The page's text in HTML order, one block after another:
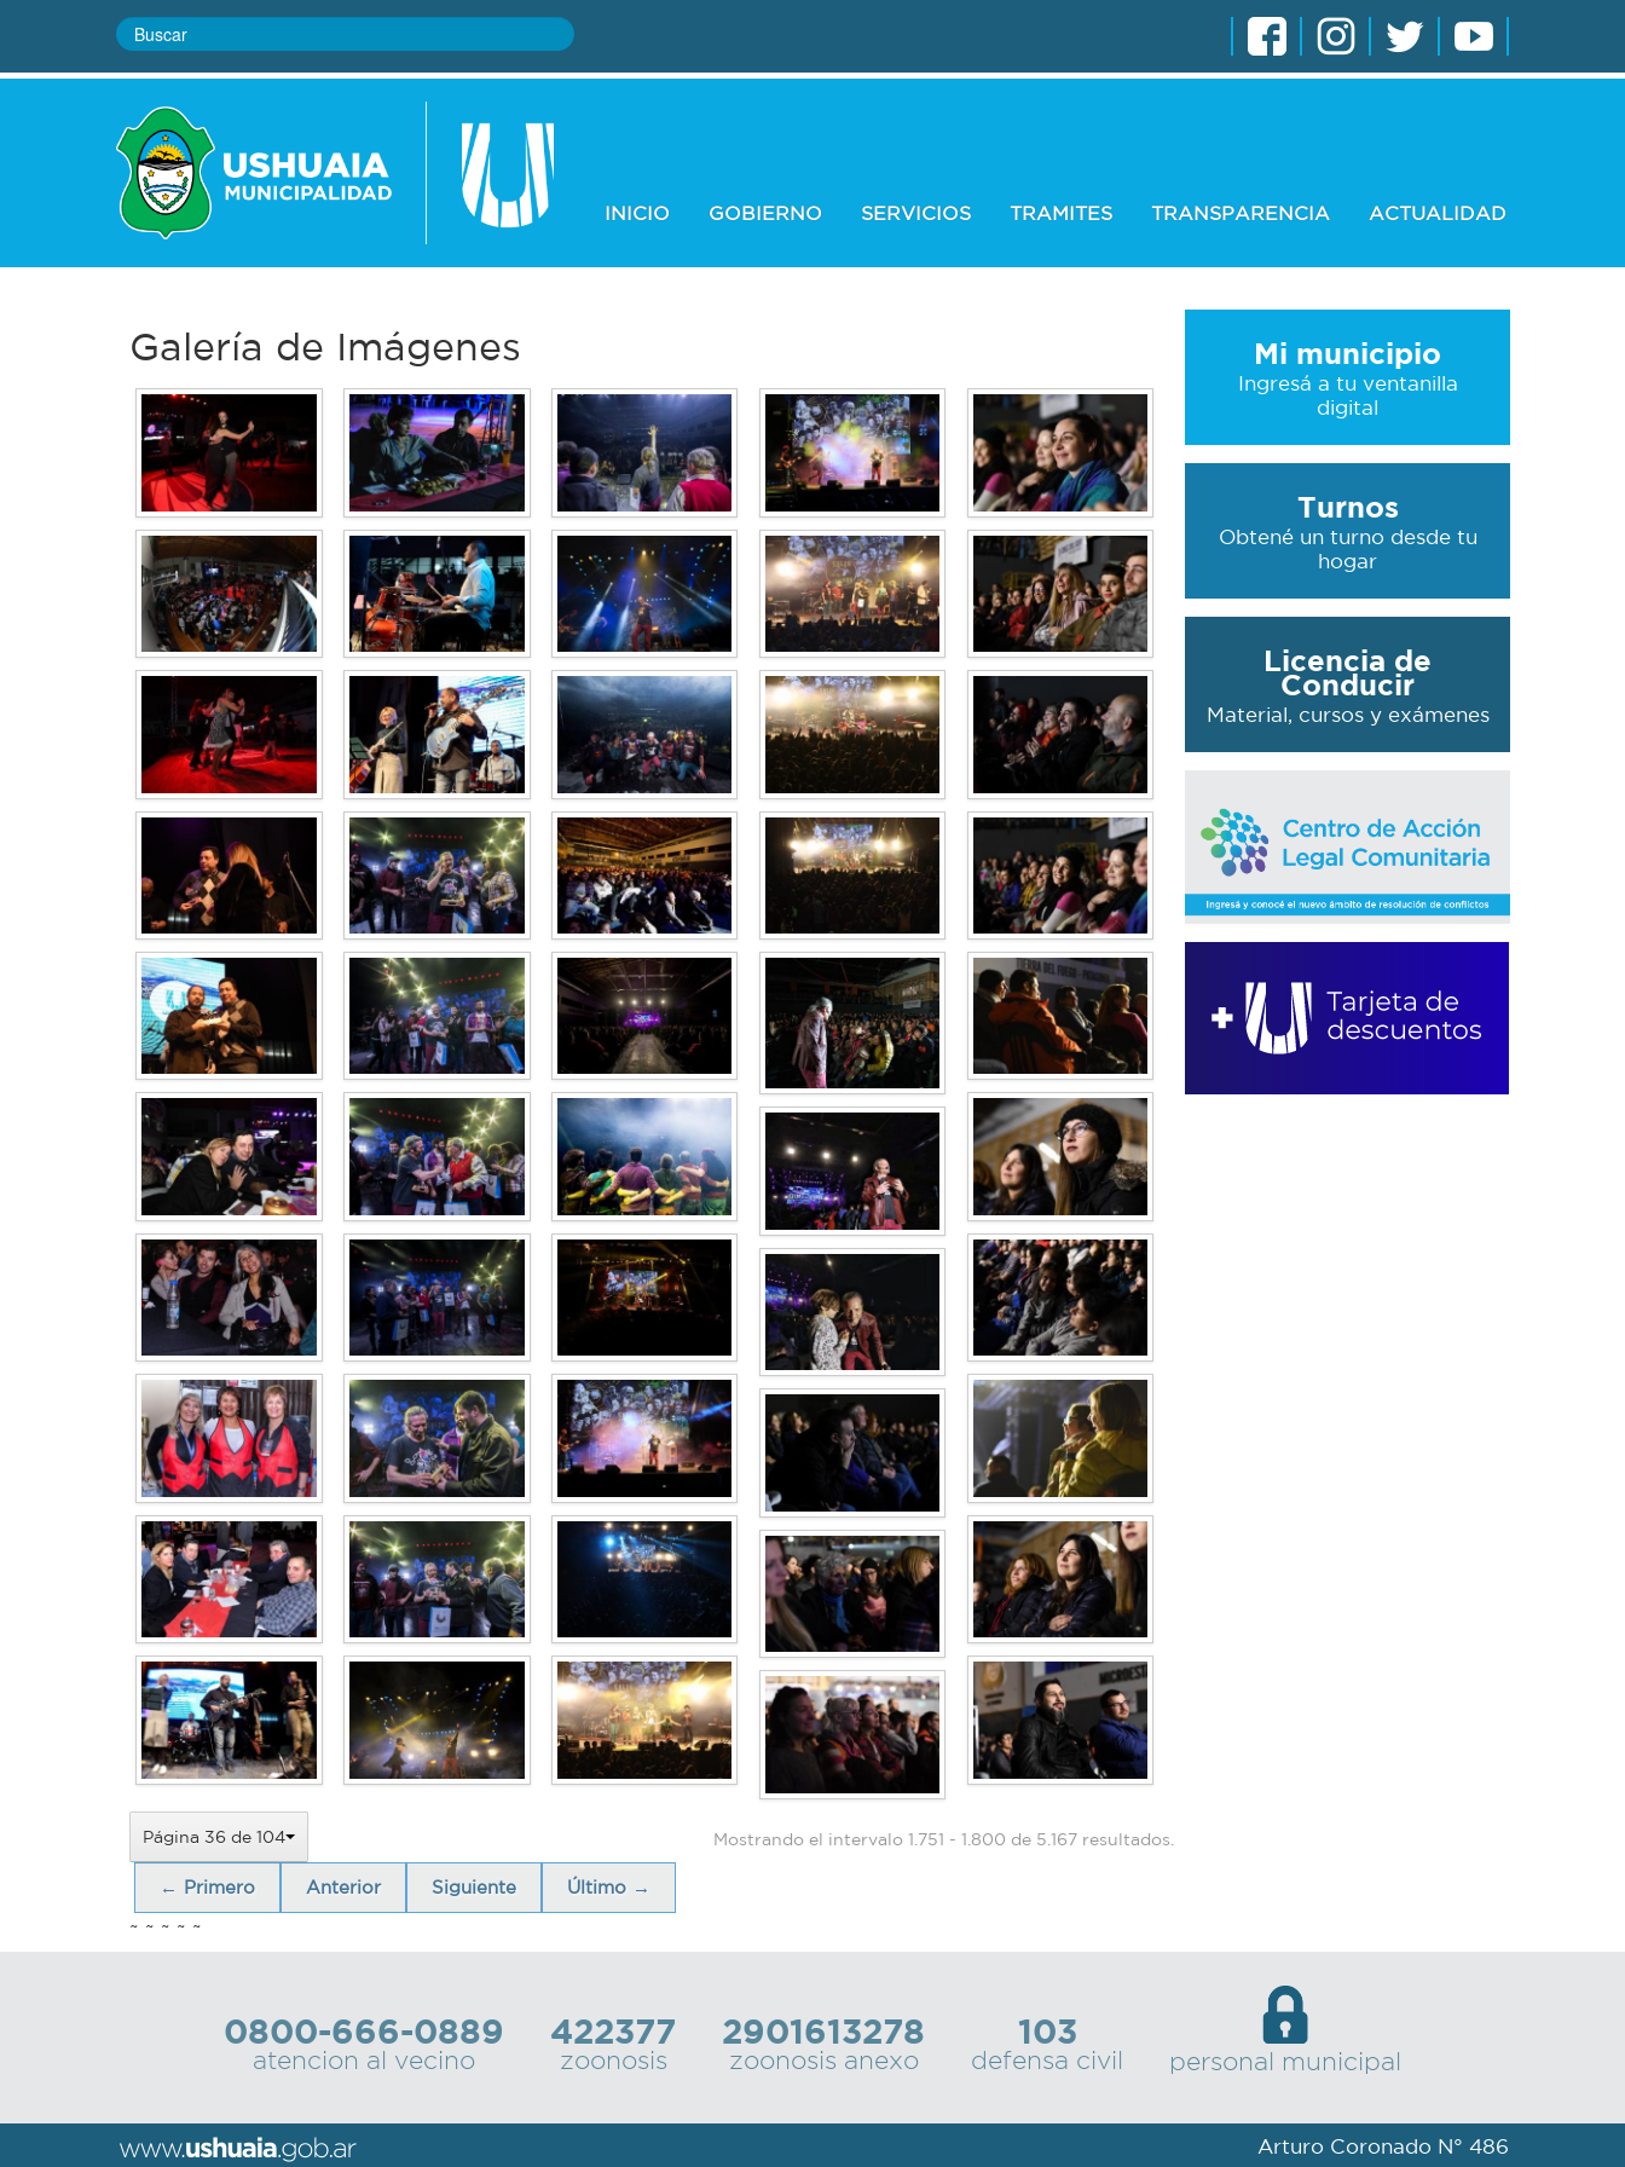
INICIO GOBIERNO SERVICIOS TRAMITES TRANSPARENCIA ACTUALIDAD
Galería de Imágenes
Página 36 de 104 Mostrando el intervalo 1.751 - 1.800 de 5.167 resultados.
← Primero Anterior Siguiente Último →
~ ~ ~ ~ ~
Mi municipio
Ingresá a tu ventanilla
digital
Turnos
Obtené un turno desde tu
hogar
Licencia de
Conducir
Material, cursos y exámenes
0800-666-0889
atencion al vecino
422377
zoonosis
2901613278
zoonosis anexo
103
defensa civil personal municipal
Arturo Coronado N° 486